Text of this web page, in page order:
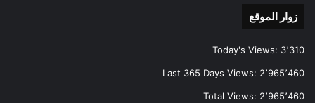
زوار الموقع
Today's Views: 3٬310
Last 365 Days Views: 2٬965٬460
Total Views: 2٬965٬460